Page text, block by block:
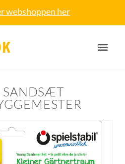
webshoppen her
SANDSÆT